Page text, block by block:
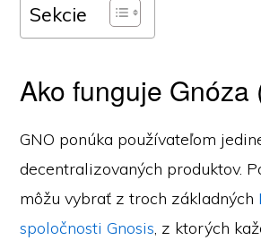
Sekcie
Ako funguje Gnóza
GNO ponúka používateľom
decentralizovaných produktov.
môžu vybrať z troch základných
spoločnosti Gnosis, z ktorých